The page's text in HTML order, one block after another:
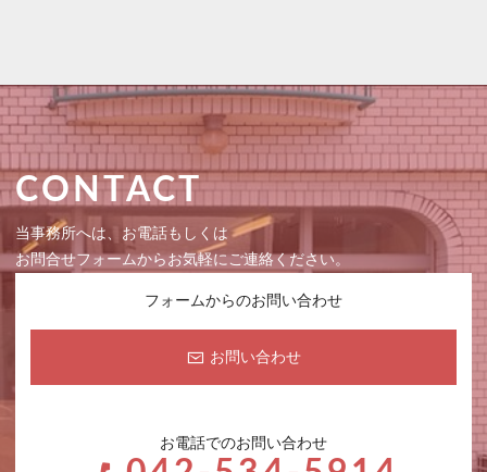
CONTACT
当事務所へは、お電話もしくは
お問合せフォームからお気軽にご連絡ください。
フォームからのお問い合わせ
お問い合わせ
お電話でのお問い合わせ